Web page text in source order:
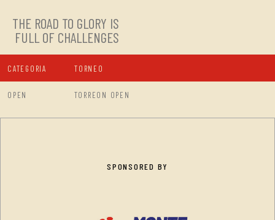
THE ROAD TO GLORY IS
FULL OF CHALLENGES
CATEGORIA TORNEO
OPEN TORREON OPEN
SPONSORED BY